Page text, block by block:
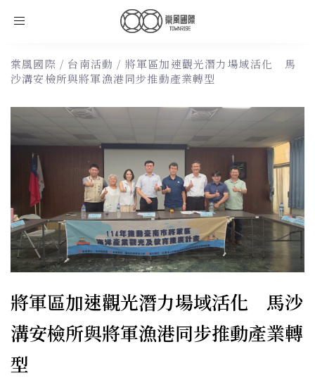
Toggle
棠風國際 / 台南活動 / 將軍區加速觀光潛力場域活化 馬
沙溝安檢所與將軍漁港同步推動產業轉型
將軍區加速觀光潛力場域活化 馬沙
溝安檢所與將軍漁港同步推動產業轉
型